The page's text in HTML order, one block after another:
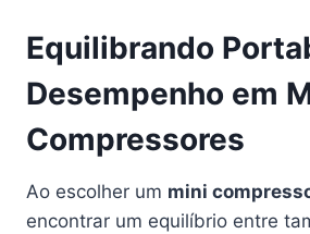
Equilibrando
Desempenho em
Compressores
Ao escolher um mini
encontrar um equilíbrio entre